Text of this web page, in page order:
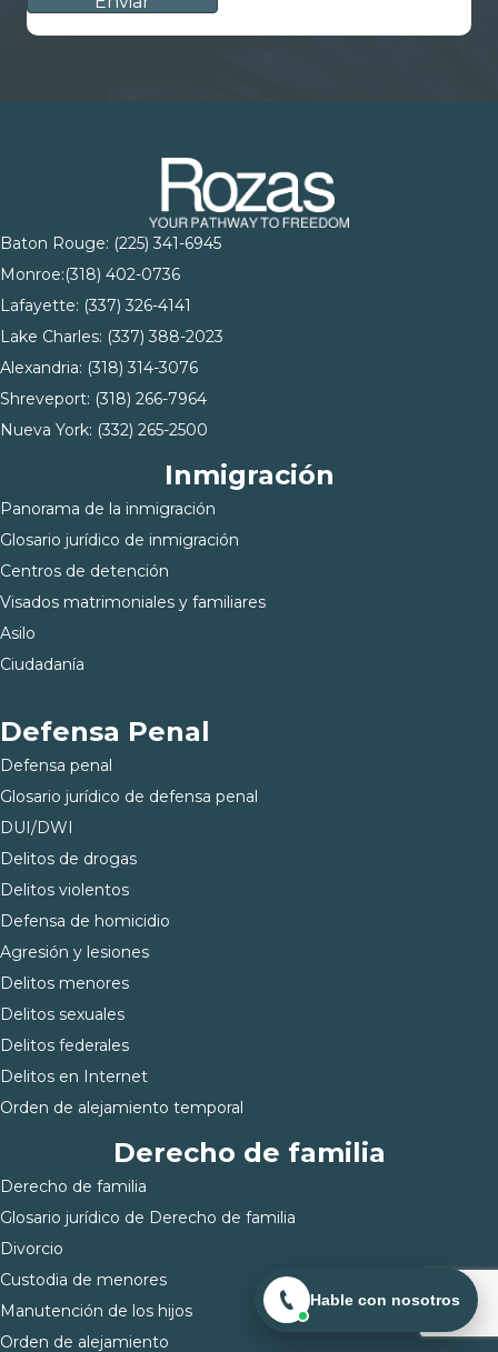
Baton Rouge: (225) 341-6945
Monroe:(318) 402-0736
Lafayette: (337) 326-4141
Lake Charles: (337) 388-2023
Alexandria: (318) 314-3076
Shreveport: (318) 266-7964
Nueva York: (332) 265-2500
Inmigración
Panorama de la inmigración
Glosario jurídico de inmigración
Centros de detención
Visados matrimoniales y familiares
Asilo
Ciudadanía
Defensa Penal
Defensa penal
Glosario jurídico de defensa penal
DUI/DWI
Delitos de drogas
Delitos violentos
Defensa de homicidio
Agresión y lesiones
Delitos menores
Delitos sexuales
Delitos federales
Delitos en Internet
Orden de alejamiento temporal
Derecho de familia
Derecho de familia
Glosario jurídico de Derecho de familia
Divorcio
Custodia de menores
Manutención de los hijos
Orden de alejamiento
Hable con nosotros